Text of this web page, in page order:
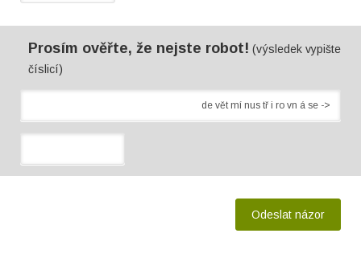
Prosím ověřte, že nejste robot! (výsledek vypište
číslicí)